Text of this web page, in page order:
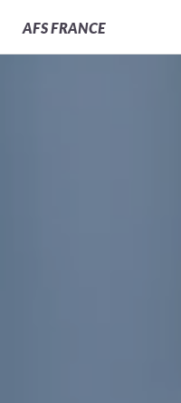
AFSFRANCE